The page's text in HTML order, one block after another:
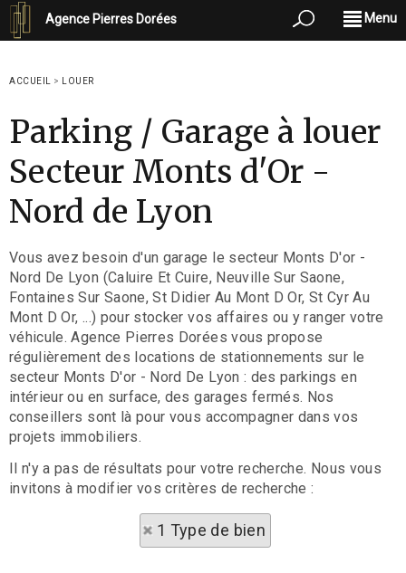
Agence Pierres Dorées Menu
ACCUEIL > LOUER
Parking / Garage à louer
Secteur Monts d'Or -
Nord de Lyon
Vous avez besoin d'un garage le secteur Monts D'or -
Nord De Lyon (Caluire Et Cuire, Neuville Sur Saone,
Fontaines Sur Saone, St Didier Au Mont D Or, St Cyr Au
Mont D Or, ...) pour stocker vos affaires ou y ranger votre
véhicule. Agence Pierres Dorées vous propose
régulièrement des locations de stationnements sur le
secteur Monts D'or - Nord De Lyon : des parkings en
intérieur ou en surface, des garages fermés. Nos
conseillers sont là pour vous accompagner dans vos
projets immobiliers.
Il n'y a pas de résultats pour votre recherche. Nous vous
invitons à modifier vos critères de recherche :
1 Type de bien